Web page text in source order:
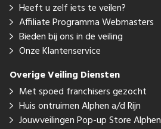
Heeft u zelf iets te veilen?
Affiliate Programma Webmasters
Bieden bij ons in de veiling
Onze Klantenservice
Overige Veiling Diensten
Met spoed franchisers gezocht
Huis ontruimen Alphen a/d Rijn
Jouwveilingen Pop-up Store Alphen